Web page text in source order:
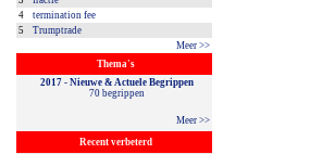
4
termination fee
5
Trumptrade
Meer >>
Thema's
2017 - Nieuwe & Actuele Begrippen
70 begrippen
Meer >>
Recent verbeterd